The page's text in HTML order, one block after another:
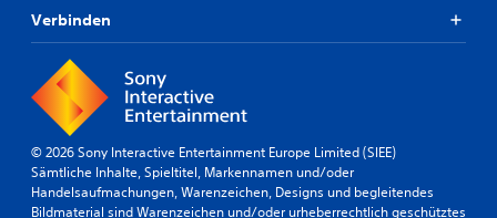
Verbinden
© 2026 Sony Interactive Entertainment Europe Limited (SIEE)
Sämtliche Inhalte, Spieltitel, Markennamen und/oder
Handelsaufmachungen, Warenzeichen, Designs und begleitendes
Bildmaterial sind Warenzeichen und/oder urheberrechtlich geschütztes